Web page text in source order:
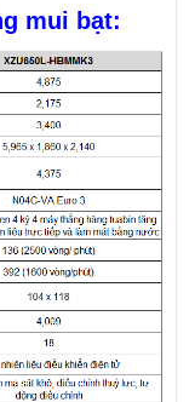
mui bạt: